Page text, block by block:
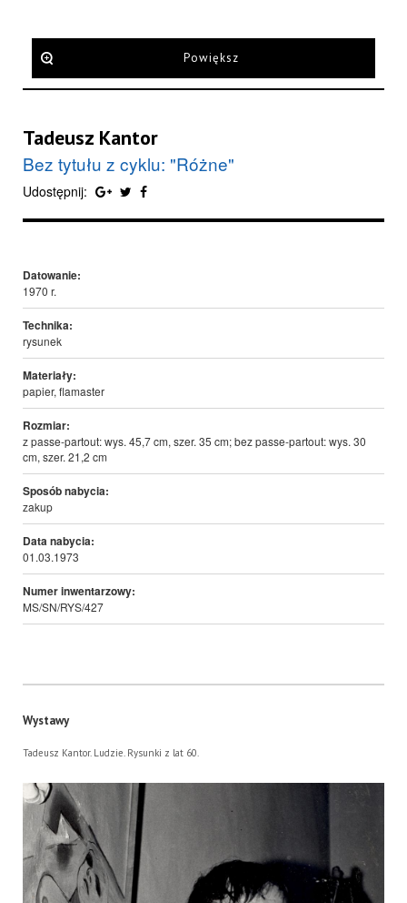
Powiększ
Tadeusz Kantor
Bez tytułu z cyklu: "Różne"
Udostępnij:
Datowanie:
1970 r.
Technika:
rysunek
Materiały:
papier, flamaster
Rozmiar:
z passe-partout: wys. 45,7 cm, szer. 35 cm; bez passe-partout: wys. 30
cm, szer. 21,2 cm
Sposób nabycia:
zakup
Data nabycia:
01.03.1973
Numer inwentarzowy:
MS/SN/RYS/427
Wystawy
Tadeusz Kantor. Ludzie. Rysunki z lat 60.